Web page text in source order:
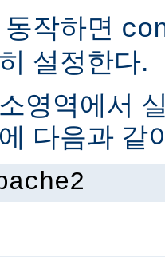
작하면
설정한다.
영역에서
다음과 같